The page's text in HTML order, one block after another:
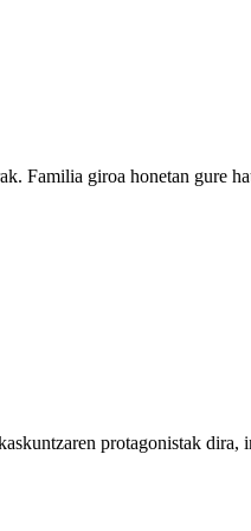
Familia giroa honetan gure
protagonistak dira,